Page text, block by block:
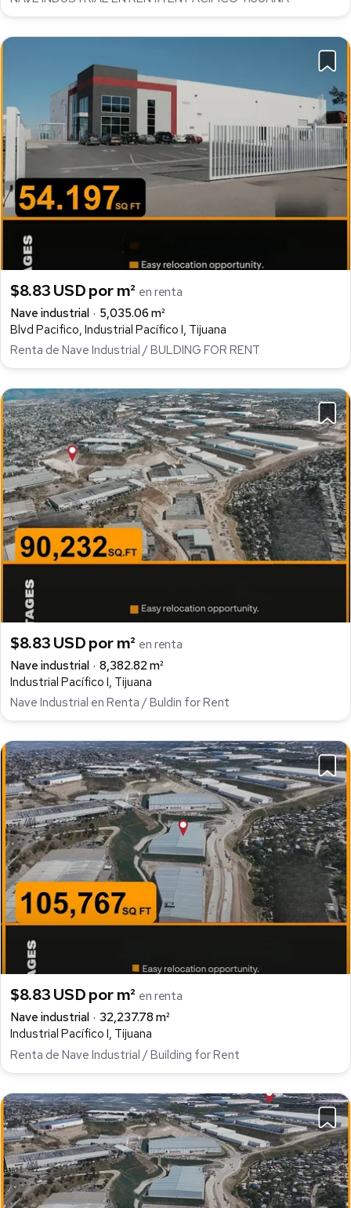
$8.83 USD por m² en renta
Nave industrial
5,035.06 m²
Blvd Pacifico, Industrial Pacífico I, Tijuana
Renta de Nave Industrial / BULDING FOR RENT
$8.83 USD por m² en renta
Nave industrial
8,382.82 m²
Industrial Pacífico I, Tijuana
Nave Industrial en Renta / Buldin for Rent
$8.83 USD por m² en renta
Nave industrial
32,237.78 m²
Industrial Pacífico I, Tijuana
Renta de Nave Industrial / Building for Rent